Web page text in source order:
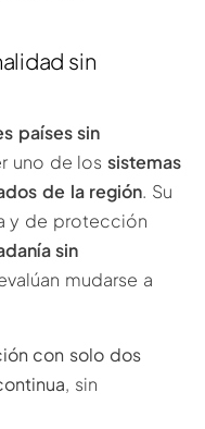
sin
países sin
uno de los sistemas
de la región. Su
y de protección
sin
mudarse a
con solo dos
, sin